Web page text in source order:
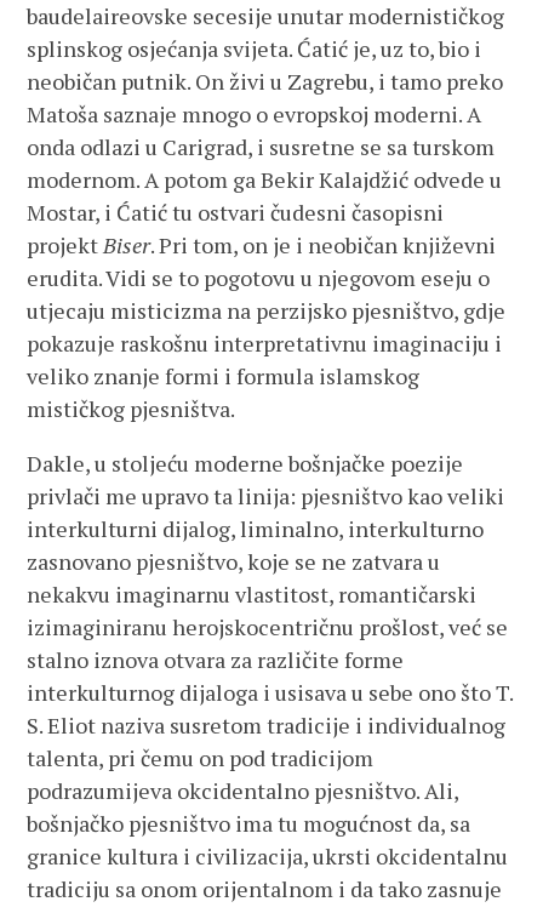
baudelaireovske secesije unutar modernističkog
splinskog osjećanja svijeta. Ćatić je, uz to, bio i
neobičan putnik. On živi u Zagrebu, i tamo preko
Matoša saznaje mnogo o evropskoj moderni. A
onda odlazi u Carigrad, i susretne se sa turskom
modernom. A potom ga Bekir Kalajdžić odvede u
Mostar, i Ćatić tu ostvari čudesni časopisni
projektBiser. Pri tom, on je i neobičan književni
erudita. Vidi se to pogotovu u njegovom eseju o
utjecaju misticizma na perzijsko pjesništvo, gdje
pokazuje raskošnu interpretativnu imaginaciju i
veliko znanje formi i formula islamskog
mističkog pjesništva.
Dakle, u stoljeću moderne bošnjačke poezije
privlači me upravo ta linija: pjesništvo kao veliki
interkulturni dijalog, liminalno, interkulturno
zasnovano pjesništvo, koje se ne zatvara u
nekakvu imaginarnu vlastitost, romantičarski
izimaginiranu herojskocentričnu prošlost, već se
stalno iznova otvara za različite forme
interkulturnog dijaloga i usisava u sebe ono što T.
S. Eliot naziva susretom tradicije i individualnog
talenta, pri čemu on pod tradicijom
podrazumijeva okcidentalno pjesništvo. Ali,
bošnjačko pjesništvo ima tu mogućnost da, sa
granice kultura i civilizacija, ukrsti okcidentalnu
tradiciju sa onom orijentalnom i da tako zasnuje